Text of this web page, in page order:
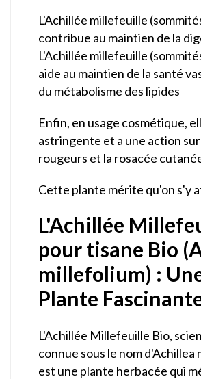
L'Achillée millefeuille
contribue au maintien de la
L'Achillée millefeuille
aide au maintien de la santé
du métabolisme des lipides
Enfin, en usage cosmétique,
astringente et a une action
rougeurs et la rosacée
Cette plante mérite qu'on s'y
L'Achillée
pour tisane Bio
millefolium) :
Plante
L'Achillée Millefeuille Bio,
connue sous le nom d'Achillea
est une plante herbacée qui